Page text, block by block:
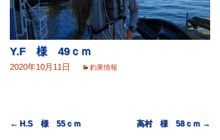
ッ
プ
Y.F 様 49ｃｍ
2020年10月11日 釣果情報
← H.S 様 55ｃｍ 高村 様 58ｃｍ →